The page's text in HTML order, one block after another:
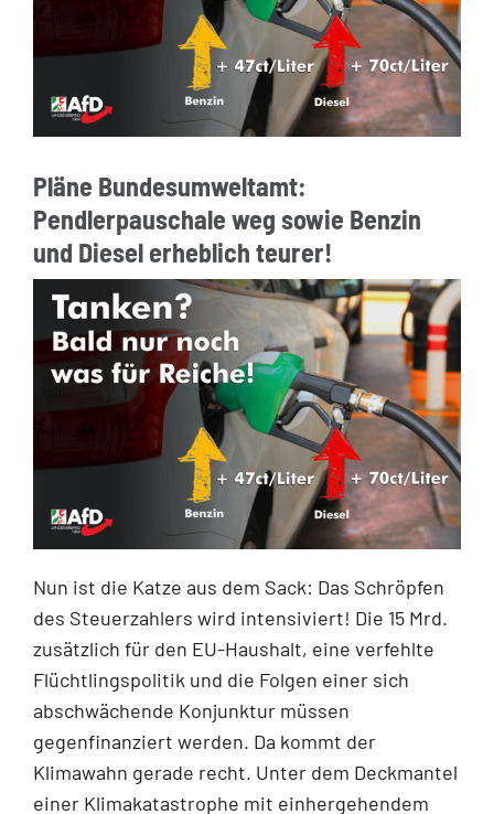
Pläne Bundesumweltamt:
Pendlerpauschale weg sowie Benzin
und Diesel erheblich teurer!
Nun ist die Katze aus dem Sack: Das Schröpfen
des Steuerzahlers wird intensiviert! Die 15 Mrd.
zusätzlich für den EU-Haushalt, eine verfehlte
Flüchtlingspolitik und die Folgen einer sich
abschwächende Konjunktur müssen
gegenfinanziert werden. Da kommt der
Klimawahn gerade recht. Unter dem Deckmantel
einer Klimakatastrophe mit einhergehendem